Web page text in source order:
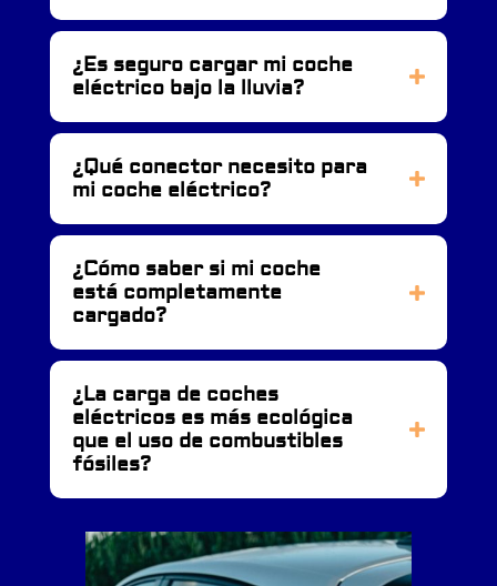
¿Es seguro cargar mi coche
eléctrico bajo la lluvia?
¿Qué conector necesito para
mi coche eléctrico?
¿Cómo saber si mi coche
está completamente
cargado?
¿La carga de coches
eléctricos es más ecológica
que el uso de combustibles
fósiles?